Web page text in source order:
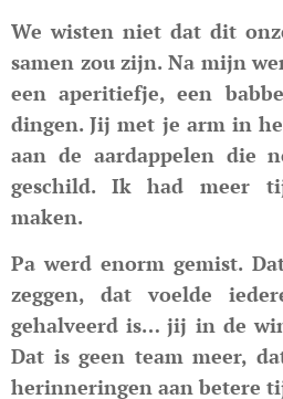
We wisten niet dat dit
samen zou zijn. Na mijn
een aperitiefje, een
dingen. Jij met je arm in
aan de aardappelen die
geschild. Ik had meer
maken.
Pa werd enorm gemist.
zeggen, dat voelde
gehalveerd is… jij in de
Dat is geen team meer,
herinneringen aan betere